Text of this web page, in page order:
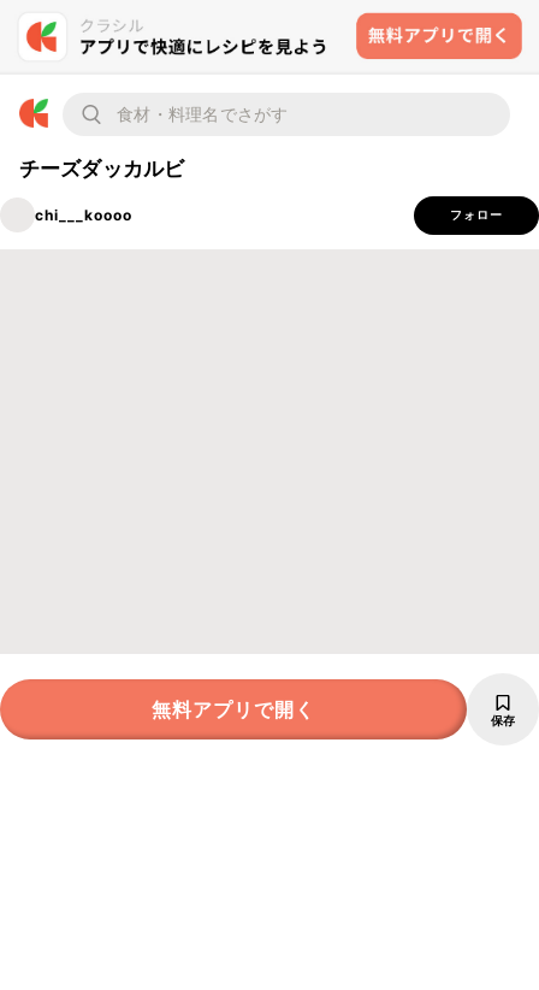
チーズダッカルビ
chi___koooo フォロー
無料アプリで開く 保存